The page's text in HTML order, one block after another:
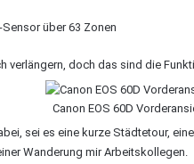
über 63 Zonen
verlängern, doch das sind die
Canon EOS 60D
sei es eine kurze Städtetour,
Wanderung mir Arbeitskollegen.